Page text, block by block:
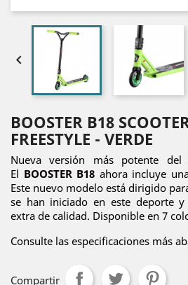

BOOSTER B18
FREESTYLE - VERDE
Nueva versión más potente del
El BOOSTER B18 ahora incluye
Este nuevo modelo está dirigido
se han iniciado en este deporte
extra de calidad. Disponible en 7
Consulte las especificaciones más
Compartir